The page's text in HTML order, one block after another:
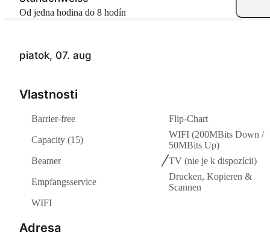
piatok, 07. aug
Vlastnosti
Barrier-free Flip-Chart
Capacity (15)
WIFI (200MBits Down /
50MBits Up)
Beamer
TV (nie je k dispozícii)
Empfangsservice
Drucken, Kopieren &
Scannen
WIFI
Adresa
Od jedna hodina do 8 hodín